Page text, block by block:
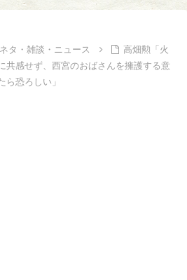
タ・雑談・ニュース
高畑勲「火
共感せず、西宮のおばさんを擁護する意
ら恐ろしい」